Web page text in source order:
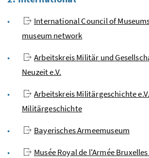
International Council of
museum network
Arbeitskreis Militär und
Neuzeit e.V.
Arbeitskreis Militärgeschichte
Militärgeschichte
Bayerisches Armeemuseum
Musée Royal de l'Armée